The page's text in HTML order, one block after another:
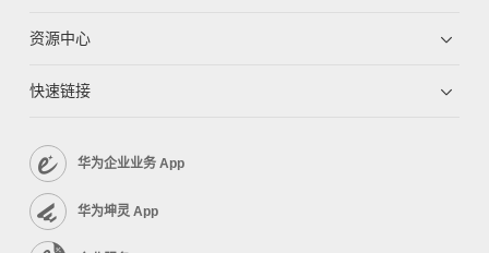
资源中心
快速链接
华为企业业务 App
华为坤灵 App